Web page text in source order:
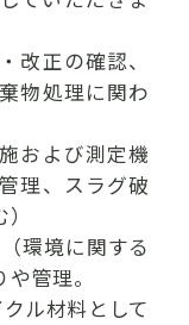
改正の確認、
物処理に関わ
および測定機
理、スラグ破
環境に関する
管理。
ル材料として